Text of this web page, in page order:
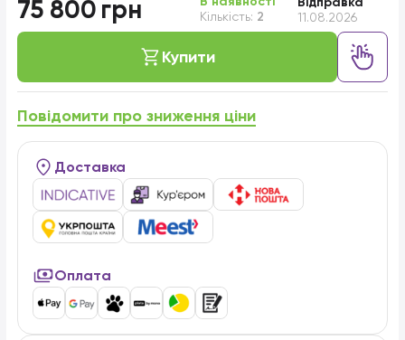
75 800 грн Кількість: 2 11.08.2026
Купити
Повідомити про зниження ціни
Доставка
Оплата